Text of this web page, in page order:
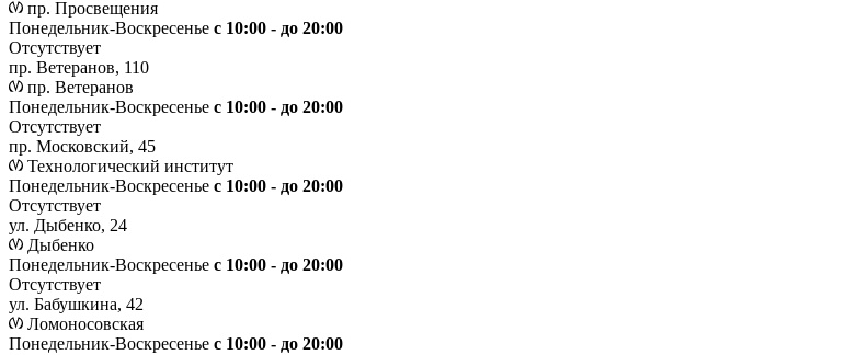
пр. Просвещения
Понедельник-Воскресенье c 10:00 - до 20:00
Отсутствует
пр. Ветеранов, 110
пр. Ветеранов
Понедельник-Воскресенье с 10:00 - до 20:00
Отсутствует
пр. Московский, 45
Технологический институт
Понедельник-Воскресенье с 10:00 - до 20:00
Отсутствует
ул. Дыбенко, 24
Дыбенко
Понедельник-Воскресенье с 10:00 - до 20:00
Отсутствует
ул. Бабушкина, 42
Ломоносовская
Понедельник-Воскресенье с 10:00 - до 20:00